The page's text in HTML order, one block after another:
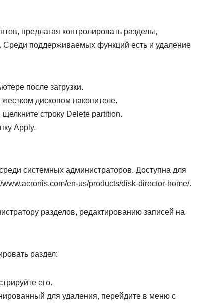
предлагая контролировать разделы,
поддерживаемых функций есть и удаление
после загрузки.
дисковом накопителе.
строку Delete partition.
Apply.
системных администраторов. Доступна для
en-us/products/disk-director-home/.
разделов, редактированию записей на
раздел:
его.
для удаления, перейдите в меню с